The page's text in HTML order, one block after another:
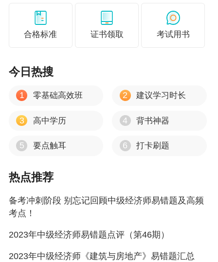
中级经济《建筑与房地产》易错题：建筑节地与
城市地下空间开发
系
土结构体系
中级经济《建筑与房地产》易错题：木结构体系
流程：前期准备
市场监管
中级经济《建筑与房地产》易错题：申请规划设
计方案审查和建设工程规划许可
中级经济《建筑与房地产》易错题：投资决策
中级经济《建筑与房地产》易错题：房地产市场
合格标准 证书领取 考试用书
今日热搜
1 零基础高效班 2 建议学习时长
3 高中学历 4 背书神器
5 要点触耳 6 打卡刷题
热点推荐
备考冲刺阶段 别忘记回顾中级经济师易错题及高频
考点！
2023年中级经济师易错题点评（第46期）
2023年中级经济师《建筑与房地产》易错题汇总